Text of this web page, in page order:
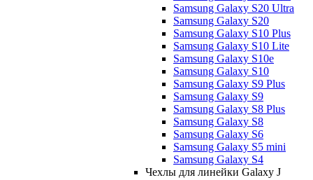
Samsung Galaxy S20 Ultra
Samsung Galaxy S20
Samsung Galaxy S10 Plus
Samsung Galaxy S10 Lite
Samsung Galaxy S10e
Samsung Galaxy S10
Samsung Galaxy S9 Plus
Samsung Galaxy S9
Samsung Galaxy S8 Plus
Samsung Galaxy S8
Samsung Galaxy S6
Samsung Galaxy S5 mini
Samsung Galaxy S4
Чехлы для линейки Galaxy J